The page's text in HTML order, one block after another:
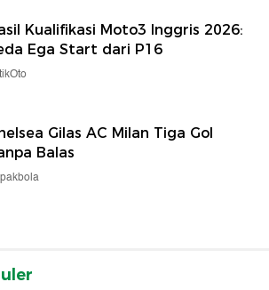
Kualifikasi Moto3 Inggris 2026:
Ega Start dari P16
Gilas AC Milan Tiga Gol
Balas